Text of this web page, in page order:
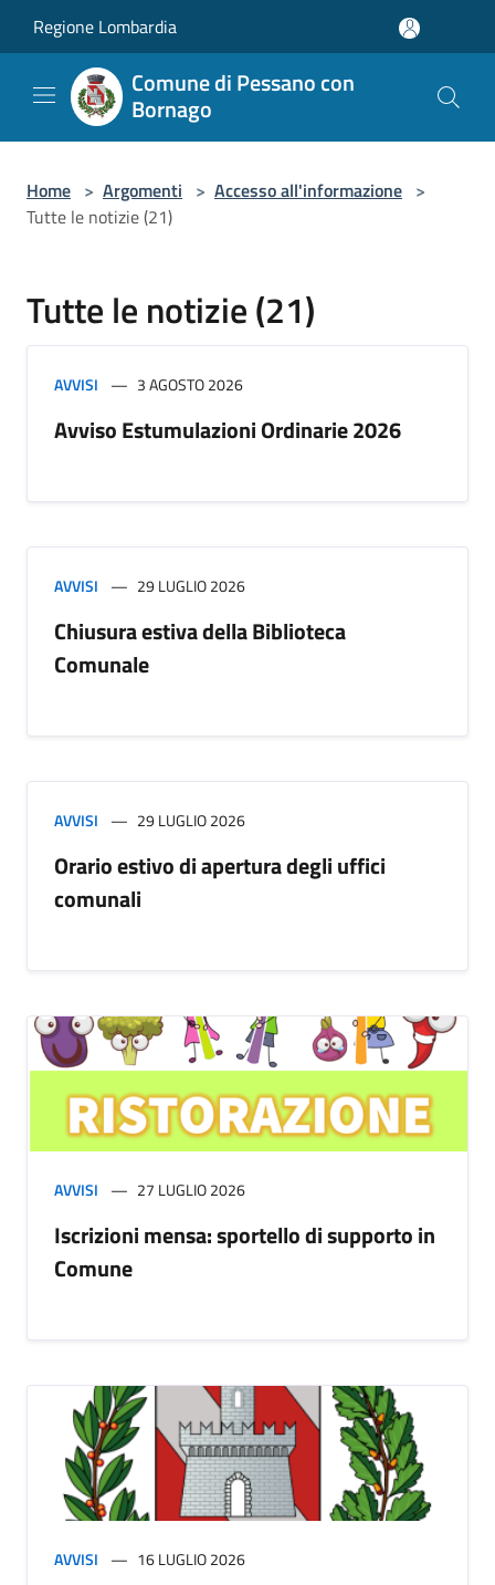
Regione Lombardia
Comune di Pessano con
Bornago
Home > Argomenti > Accesso all'informazione >
Tutte le notizie (21)
Tutte le notizie (21)
AVVISI 3 AGOSTO 2026
Avviso Estumulazioni Ordinarie 2026
AVVISI 29 LUGLIO 2026
Chiusura estiva della Biblioteca
Comunale
AVVISI 29 LUGLIO 2026
Orario estivo di apertura degli uffici
comunali
AVVISI 27 LUGLIO 2026
Iscrizioni mensa: sportello di supporto in
Comune
AVVISI 16 LUGLIO 2026